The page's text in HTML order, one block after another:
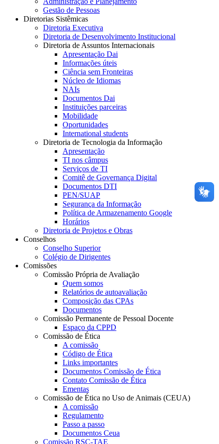
Gestão de Pessoas
Diretorias Sistêmicas
Diretoria Executiva
Diretoria de Desenvolvimento Institucional
Diretoria de Assuntos Internacionais
Apresentação Dai
Informações úteis
Ciência sem Fronteiras
Núcleo de Idiomas
NAIs
Documentos Dai
Instituições parceiras
Mobilidade
Oportunidades
International students
Diretoria de Tecnologia da Informação
Apresentação
TI nos câmpus
Serviços de TI
Comitê de Governança Digital
Documentos DTI
PEN/SUAP
Segurança da Informação
Política de Armazenamento Google
Horários
Diretoria de Projetos e Obras
Conselhos
Conselho Superior
Colégio de Dirigentes
Comissões
Comissão Própria de Avaliação
Quem somos
Relatórios de autoavaliação
Composição das CPAs
Documentos
Comissão Permanente de Pessoal Docente
Espaço da CPPD
Comissão de Ética
A comissão
Código de Ética
Links importantes
Documentos Comissão de Ética
Contato Comissão de Ética
Ementas
Comissão de Ética no Uso de Animais (CEUA)
A comissão
Regulamento
Passo a passo
Documentos Ceua
Comissão RSC-TAE